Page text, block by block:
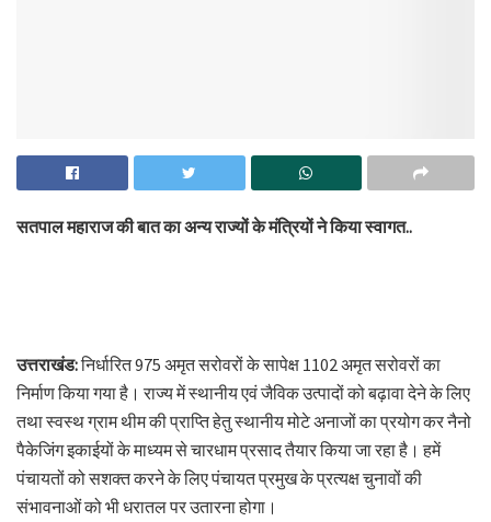
सतपाल महाराज की बात का अन्य राज्यों के मंत्रियों ने किया स्वागत..
उत्तराखंड:निर्धारित 975 अमृत सरोवरों के सापेक्ष 1102 अमृत सरोवरों का
निर्माण किया गया है। राज्य में स्थानीय एवं जैविक उत्पादों को बढ़ावा देने के लिए
तथा स्वस्थ ग्राम थीम की प्राप्ति हेतु स्थानीय मोटे अनाजों का प्रयोग कर नैनो
पैकेजिंग इकाईयों के माध्यम से चारधाम प्रसाद तैयार किया जा रहा है। हमें
पंचायतों को सशक्त करने के लिए पंचायत प्रमुख के प्रत्यक्ष चुनावों की
संभावनाओं को भी धरातल पर उतारना होगा।